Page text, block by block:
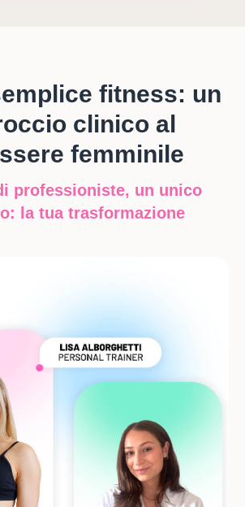
fitness: un
clinico al
femminile
professioniste, un unico
la tua trasformazione